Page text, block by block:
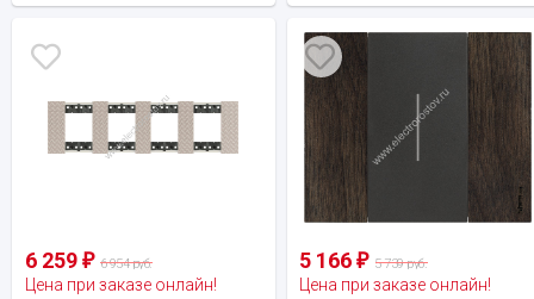
6 259 ₽ 6 954 руб.
Цена при заказе онлайн!
5 166₽ 5 739 руб.
Цена при заказе онлайн!